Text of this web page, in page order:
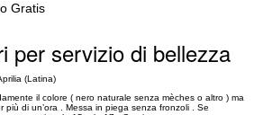
Gratis
per servizio di bellezza
(Latina)
il colore ( nero naturale senza mèches o altro ) ma
più di un’ora . Messa in piega senza fronzoli . Se